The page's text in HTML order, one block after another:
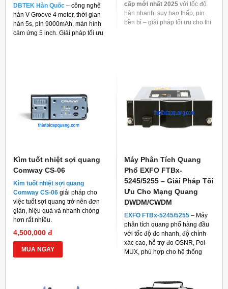
DBTEK Hàn Quốc – công nghệ
hàn V-Groove 4 motor, thời gian
hàn 5s, pin 9000mAh, màn hình
cảm ứng 5 inch. Giải pháp tối ưu
cấp mới nhất 2025 với tốc độ
hàn nhanh, suy hao thấp, pin
bền bỉ – giải pháp tối ưu cho thi
Kìm tuốt nhiệt sợi quang
Comway CS-06
Kìm tuốt nhiệt sợi quang
Comway CS-06 giải pháp cho
việc tuốt sợi quang trở nên đơn
giản, hiệu quả và nhanh chóng
hơn rất nhiều.
4,500,000 đ
MUA NGAY
Máy Phân Tích Quang
Phổ EXFO FTBx-
5245/5255 – Giải Pháp Tối
Ưu Cho Mạng Quang
DWDM/CWDM
EXFO FTBx-5245/5255 – Máy
phân tích quang phổ hàng đầu
với tốc độ đo nhanh, độ chính
xác cao, hỗ trợ đo OSNR, Pol-
MUX, phù hợp cho hệ thống